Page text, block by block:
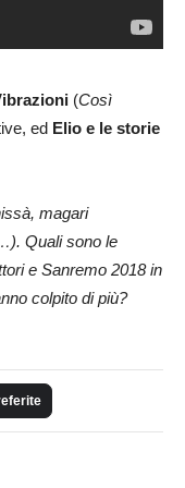
(Così
ed Elio e le storie
magari
Quali sono le
e Sanremo 2018 in
colpito di più?